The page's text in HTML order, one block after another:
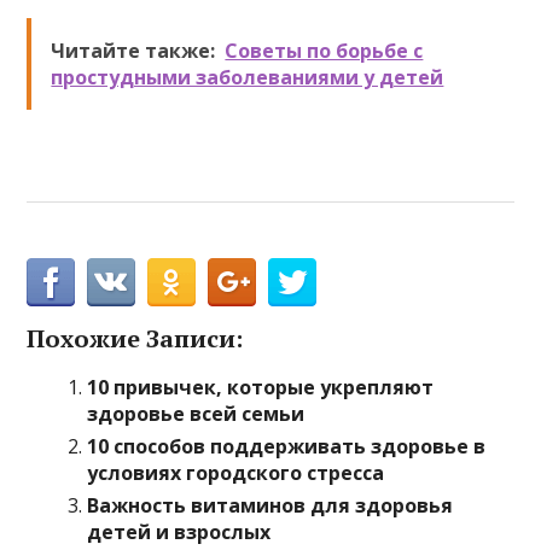
Читайте также: Советы по борьбе с
простудными заболеваниями у детей
Похожие Записи:
10 привычек, которые укрепляют
здоровье всей семьи
10 способов поддерживать здоровье в
условиях городского стресса
Важность витаминов для здоровья
детей и взрослых